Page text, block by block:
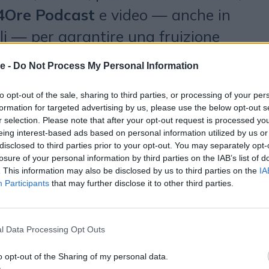
- Do Not Process My Personal Information
opt-out of the sale, sharing to third parties, or processing of your
for targeted advertising by us, please use the below opt-out
selection. Please note that after your opt-out request is processed
interest-based ads based on personal information utilized by us
to third parties prior to your opt-out. You may separately
of your personal information by third parties on the IAB’s list of
This information may also be disclosed by us to third parties on the
Participants that may further disclose it to other third parties.
Data Processing Opt Outs
opt-out of the Sharing of my personal data.
Podcast e video — anche in
— per garantire una fruizione
L'integrazione coinvolge tutte le
il quotidiano,
eIlSole24OreTV.
moduli a storie che
notizie di giornata,
dedicati alle sezioni e alle
come
distintivi come
di
per superare i tradizionali